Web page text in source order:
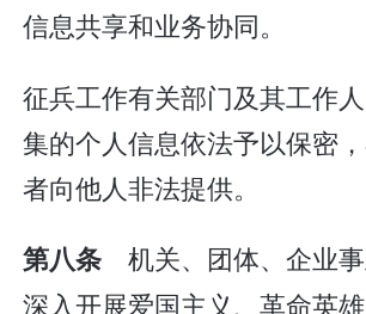
信息共享和业务协同。
征兵工作有关部门及其工作
集的个人信息依法予以保密
者向他人非法提供。
第八条 机关、团体、企业
深入开展爱国主义、革命英